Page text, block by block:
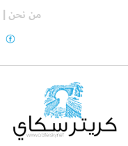
من نحن |